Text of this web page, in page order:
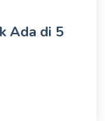
Ada di 5